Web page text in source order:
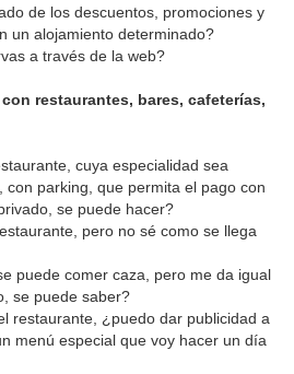
de los descuentos, promociones y
un alojamiento determinado?
a través de la web?
restaurantes, bares, cafeterías,
cuya especialidad sea
con parking, que permita el pago con
se puede hacer?
pero no sé como se llega
puede comer caza, pero me da igual
se puede saber?
restaurante, ¿puedo dar publicidad a
menú especial que voy hacer un día